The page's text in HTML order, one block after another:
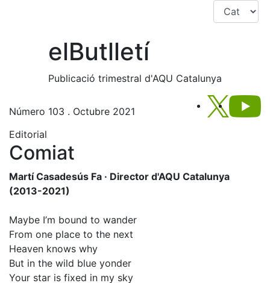
elButlletí
Publicació trimestral d'AQU Catalunya
Número 103 . Octubre 2021
Editorial
Comiat
Martí Casadesús Fa · Director d'AQU Catalunya
(2013-2021)
Maybe I’m bound to wander
From one place to the next
Heaven knows why
But in the wild blue yonder
Your star is fixed in my sky